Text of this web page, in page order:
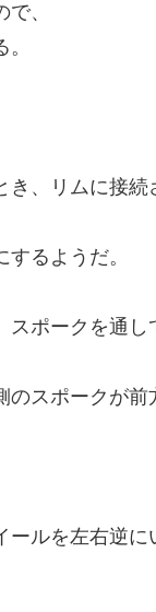
、
、リムに接続
るようだ。
ポークを通し
スポークが前
ルを左右逆に